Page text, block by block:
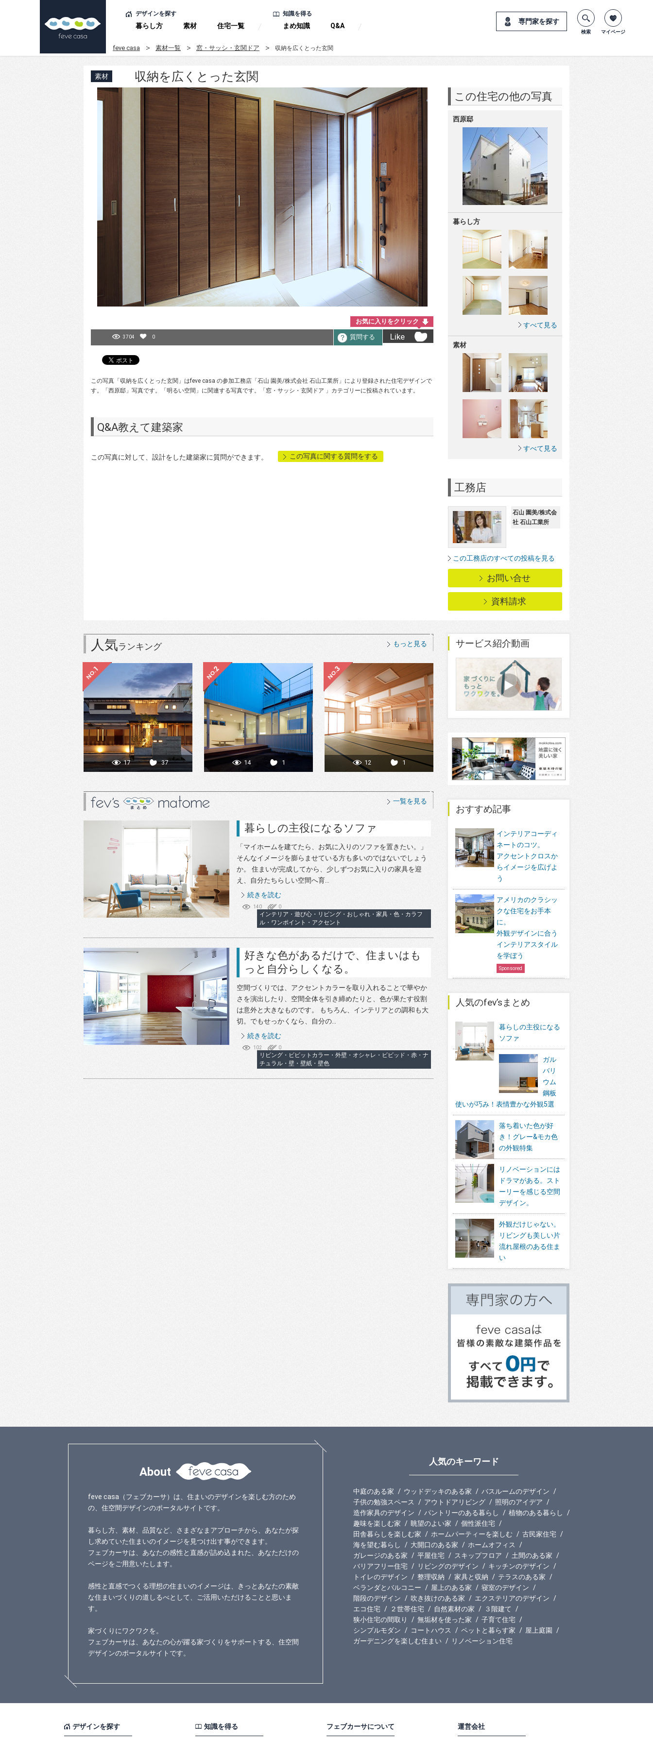
デザインを探す
暮らし方 素材 住宅一覧
知識を得る
まめ知識 Q&A
専門家を探す
検索 マイページ
feve casa 素材一覧 窓・サッシ・玄関ドア 収納を広くとった玄関
素材 収納を広くとった玄関
お気に入りをクリック
3704 0 質問する Like
この写真「収納を広くとった玄関」はfeve casa の参加工務店「石山 園美/株式会社 石山工業所」により登録された住宅デザインで
す。「西原邸」写真です。「明るい空間」に関連する写真です。「窓・サッシ・玄関ドア 」カテゴリーに投稿されています。
Q&A教えて建築家
この写真に対して、設計をした建築家に質問ができます。 この写真に関する質問をする
この住宅の他の写真
西原邸
暮らし方
すべて見る
素材
すべて見る
工務店
石山 園美/株式会
社 石山工業所
この工務店のすべての投稿を見る
お問い合せ
資料請求
人気ランキング もっと見る
17 37 14 1 12 1
一覧を見る
暮らしの主役になるソファ
「マイホームを建てたら、お気に入りのソファを置きたい。」
そんなイメージを膨らませている方も多いのではないでしょう
か。 住まいが完成してから、少しずつお気に入りの家具を迎
え、自分たちらしい空間へ育...
続きを読む
140 0
インテリア・遊び心・リビング・おしゃれ・家具・色・カラフ
ル・ワンポイント・アクセント
好きな色があるだけで、住まいはも
っと自分らしくなる。
空間づくりでは、アクセントカラーを取り入れることで華やか
さを演出したり、空間全体を引き締めたりと、色が果たす役割
は意外と大きなものです。 もちろん、インテリアとの調和も大
切。でもせっかくなら、自分の...
続きを読む
102 0
リビング・ビビットカラー・外壁・オシャレ・ビビッド・赤・ナ
チュラル・壁・壁紙・壁色
サービス紹介動画
おすすめ記事
インテリアコーディ
ネートのコツ。
アクセントクロスか
らイメージを広げよ
う
アメリカのクラシッ
クな住宅をお手本
に。
外観デザインに合う
インテリアスタイル
を学ぼう
Sponsored
人気のfev’sまとめ
暮らしの主役になる
ソファ
ガル
バリ
ウム
鋼板
使いが巧み！表情豊かな外観5選
落ち着いた色が好
き！グレー&モカ色
の外観特集
リノベーションには
ドラマがある。スト
ーリーを感じる空間
デザイン。
外観だけじゃない。
リビングも美しい片
流れ屋根のある住ま
い
About
feve casa（フェブカーサ）は、住まいのデザインを楽しむ方のため
の、住空間デザインのポータルサイトです。
暮らし方、素材、品質など、さまざなまアプローチから、あなたが探
し求めていた住まいのイメージを見つけ出す事ができます。
フェブカーサは、あなたの感性と直感が詰め込まれた、あなただけの
ページをご用意いたします。
感性と直感でつくる理想の住まいのイメージは、きっとあなたの素敵
な住まいづくりの道しるべとして、ご活用いただけることと思いま
す。
家づくりにワクワクを。
フェブカーサは、あなたの心が躍る家づくりをサポートする、住空間
デザインのポータルサイトです。
人気のキーワード
中庭のある家 ウッドデッキのある家
バスルームのデザイン
子供の勉強スペース
アウトドアリビング
照明のアイデア
造作家具のデザイン
パントリーのある暮らし
植物のある暮らし
趣味を楽しむ家
眺望のよい家
個性派住宅
田舎暮らしを楽しむ家
ホームパーティーを楽しむ
古民家住宅
海を望む暮らし
大開口のある家
ホームオフィス
ガレージのある家
平屋住宅 スキップフロア
土間のある家
バリアフリー住宅
リビングのデザイン
キッチンのデザイン
トイレのデザイン
整理収納 家具と収納
テラスのある家
ベランダとバルコニー
屋上のある家
寝室のデザイン
階段のデザイン
吹き抜けのある家
エクステリアのデザイン
エコ住宅
２世帯住宅 自然素材の家
３階建て
狭小住宅の間取り
無垢材を使った家
子育て住宅
シンプルモダン
コートハウス ペットと暮らす家
屋上庭園
ガーデニングを楽しむ住まい
リノベーション住宅
デザインを探す 知識を得る フェブカーサについて 運営会社